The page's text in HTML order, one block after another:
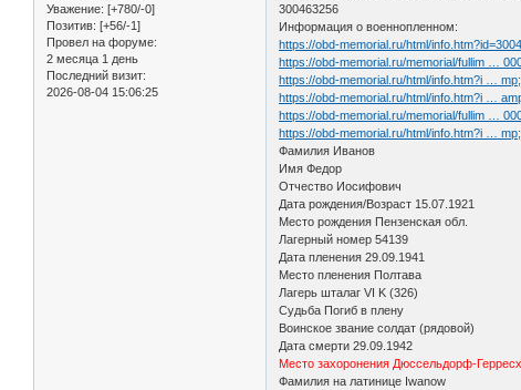
Уважение: [+780/-0]
Позитив: [+56/-1]
Провел на форуме:
2 месяца 1 день
Последний визит:
2026-08-04 15:06:25
300463256
Информация о военнопленном:
https://obd-memorial.ru/html/
https://obd-memorial.ru/memorial/fullim …
https://obd-memorial.ru/html/info.htm?i …
https://obd-memorial.ru/html/info.htm?i …
https://obd-memorial.ru/memorial/fullim …
https://obd-memorial.ru/html/info.htm?i …
Фамилия Иванов
Имя Федор
Отчество Иосифович
Дата рождения/Возраст 15.07.1921
Место рождения Пензенская обл.
Лагерный номер 54139
Дата пленения 29.09.1941
Место пленения Полтава
Лагерь шталаг VI K (326)
Судьба Погиб в плену
Воинское звание солдат (рядовой)
Дата смерти 29.09.1942
Место захоронения Дюссельдорф-
Фамилия на латинице Iwanow